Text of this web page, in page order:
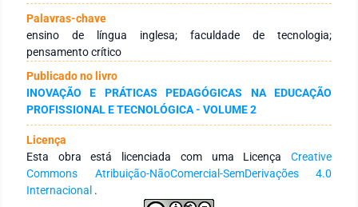
aprendizagem da língua inglesa não apenas prepara os
estudantes para navegarem em um mercado de trabalho
extremamente competitivo, mas estimula também uma
avaliação crítica de diversas perspectivas culturais e
científicas. Essa visão abrangente na educação ajuda a
desenvolver profissionais conscientes e éticos capazes de
lidar com os desafios de um mundo em constante evolução,
de forma eficaz e preparada para as mudanças necessárias
no meio profissional e pessoal. Essas práticas, além de
proporcionarem um efeito benéfico no crescimento intelectual
e profissional dos estudantes, também ajudam a expandir
suas habilidades de se adaptarem e de serem criativos em
Palavras-chave
ensino de língua inglesa; faculdade de tecnologia;
pensamento crítico
Publicado no livro
INOVAÇÃO E PRÁTICAS PEDAGÓGICAS NA EDUCAÇÃO
PROFISSIONAL E TECNOLÓGICA - VOLUME 2
Licença
Esta obra está licenciada com uma Licença Creative
Commons Atribuição-NãoComercial-SemDerivações 4.0
Internacional .